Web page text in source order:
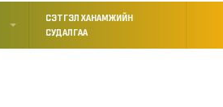
СЭТГЭЛ ХАНАМЖИЙН
СУДАЛГАА